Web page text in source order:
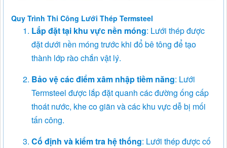
Quy Trình Thi Công Lưới Thép Termsteel
Lắp đặt tại khu vực nền móng: Lưới thép được
đặt dưới nền móng trước khi đổ bê tông để tạo
thành lớp rào chắn vật lý.
Bảo vệ các điểm xâm nhập tiềm năng: Lưới
Termsteel được lắp đặt quanh các đường ống cấp
thoát nước, khe co giãn và các khu vực dễ bị mối
tấn công.
Cố định và kiểm tra hệ thống: Lưới thép được cố